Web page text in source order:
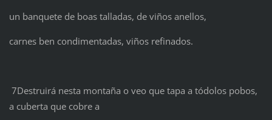
un banquete de boas talladas, de viños anellos,
carnes ben condimentadas, viños refinados.
7Destruirá nesta montaña o veo que tapa a tódolos pobos,
a cuberta que cobre a